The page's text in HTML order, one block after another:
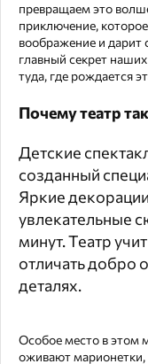
превращаем это
приключение,
воображение и дарит
главный секрет
туда, где рождается
Почему театр
Детские
созданный
Яркие
увлекательные
минут. Театр
отличать добро
деталях.
Особое место в этом
оживают марионетки,